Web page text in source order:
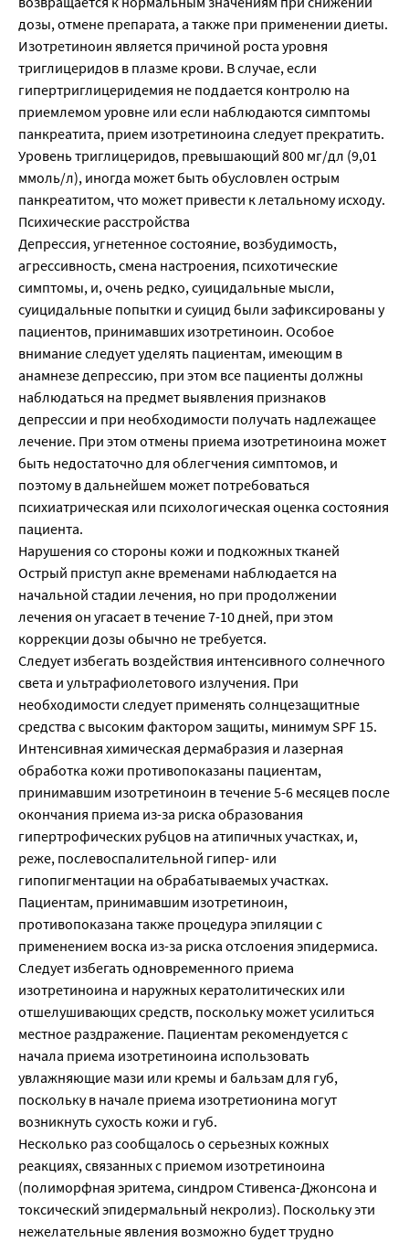
дозы, отмене препарата, а также при применении диеты.
Изотретиноин является причиной роста уровня
триглицеридов в плазме крови. В случае, если
гипертриглицеридемия не поддается контролю на
приемлемом уровне или если наблюдаются симптомы
панкреатита, прием изотретиноина следует прекратить.
Уровень триглицеридов, превышающий 800 мг/дл (9,01
ммоль/л), иногда может быть обусловлен острым
панкреатитом, что может привести к летальному исходу.
Психические расстройства
Депрессия, угнетенное состояние, возбудимость,
агрессивность, смена настроения, психотические
симптомы, и, очень редко, суицидальные мысли,
суицидальные попытки и суицид были зафиксированы у
пациентов, принимавших изотретиноин. Особое
внимание следует уделять пациентам, имеющим в
анамнезе депрессию, при этом все пациенты должны
наблюдаться на предмет выявления признаков
депрессии и при необходимости получать надлежащее
лечение. При этом отмены приема изотретиноина может
быть недостаточно для облегчения симптомов, и
поэтому в дальнейшем может потребоваться
психиатрическая или психологическая оценка состояния
пациента.
Нарушения со стороны кожи и подкожных тканей
Острый приступ акне временами наблюдается на
начальной стадии лечения, но при продолжении
лечения он угасает в течение 7-10 дней, при этом
коррекции дозы обычно не требуется.
Следует избегать воздействия интенсивного солнечного
света и ультрафиолетового излучения. При
необходимости следует применять солнцезащитные
средства с высоким фактором защиты, минимум SPF 15.
Интенсивная химическая дермабразия и лазерная
обработка кожи противопоказаны пациентам,
принимавшим изотретиноин в течение 5-6 месяцев после
окончания приема из-за риска образования
гипертрофических рубцов на атипичных участках, и,
реже, послевоспалительной гипер- или
гипопигментации на обрабатываемых участках.
Пациентам, принимавшим изотретиноин,
противопоказана также процедура эпиляции с
применением воска из-за риска отслоения эпидермиса.
Следует избегать одновременного приема
изотретиноина и наружных кератолитических или
отшелушивающих средств, поскольку может усилиться
местное раздражение. Пациентам рекомендуется с
начала приема изотретиноина использовать
увлажняющие мази или кремы и бальзам для губ,
поскольку в начале приема изотретионина могут
возникнуть сухость кожи и губ.
Несколько раз сообщалось о серьезных кожных
реакциях, связанных с приемом изотретиноина
(полиморфная эритема, синдром Стивенса-Джонсона и
токсический эпидермальный некролиз). Поскольку эти
нежелательные явления возможно будет трудно